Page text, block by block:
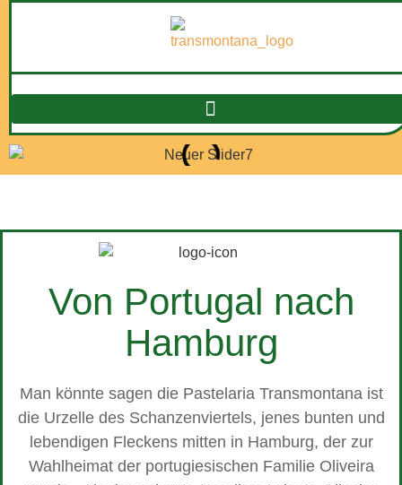
Von Portugal nach
Hamburg
Man könnte sagen die Pastelaria Transmontana ist
die Urzelle des Schanzenviertels, jenes bunten und
lebendigen Fleckens mitten in Hamburg, der zur
Wahlheimat der portugiesischen Familie Oliveira